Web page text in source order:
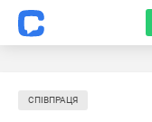
СПІВПРАЦЯ